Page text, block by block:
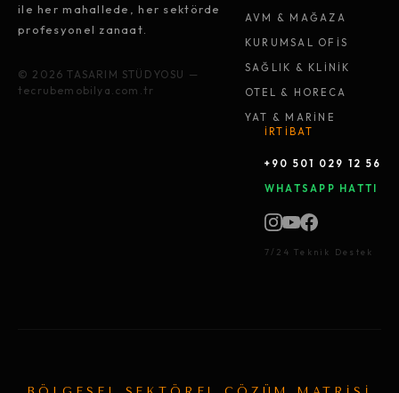
ile her mahallede, her sektörde
profesyonel zanaat.
© 2026 TASARIM STÜDYOSU —
tecrubemobilya.com.tr
AVM & MAĞAZA
KURUMSAL OFİS
SAĞLIK & KLİNİK
OTEL & HORECA
YAT & MARİNE
İRTİBAT
+90 501 029 12 56
WHATSAPP HATTI
7/24 Teknik Destek